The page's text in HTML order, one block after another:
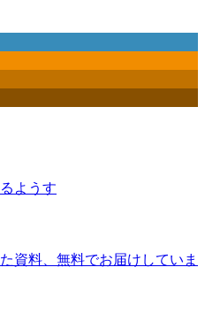
資料、無料でお届けしていま